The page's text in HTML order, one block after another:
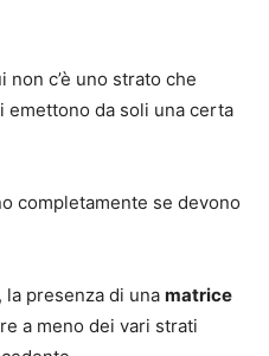
non c’è uno strato che
emettono da soli una certa
completamente se devono
la presenza di una matrice
a meno dei vari strati